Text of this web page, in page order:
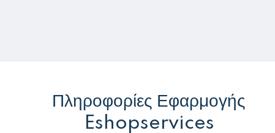
Πληροφορίες Εφαρμογής
Eshopservices